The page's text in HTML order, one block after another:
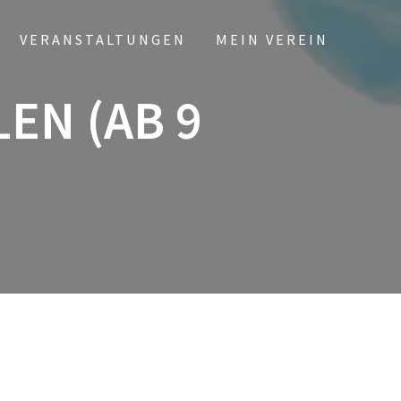
VERANSTALTUNGEN MEIN VEREIN
(AB 9